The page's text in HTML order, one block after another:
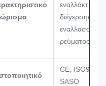
εναλλάκτης
διέγερσης
ρεύματος
CE, ISO9001,
SASO